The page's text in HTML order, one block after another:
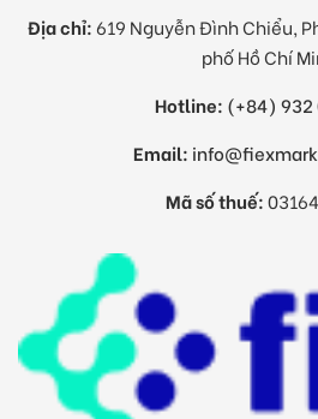
Địa chỉ: 619 Nguyễn Đình Chiểu,
phố Hồ Chí
Hotline: (+84) 932
Email:
Mã số thuế: